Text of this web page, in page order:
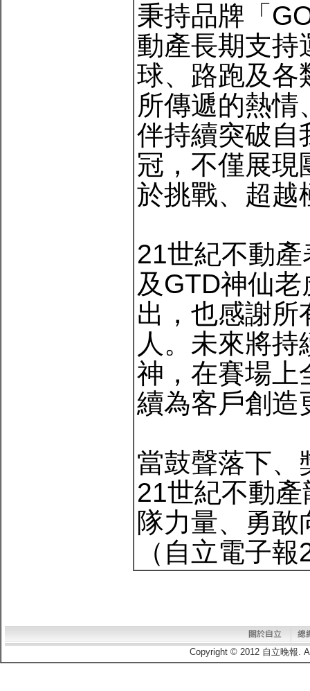
秉持品牌「
動產長期支持
球、路跑及各
所傳遞的熱
伴持續突破自
冠，不僅展現
於挑戰、超越
21世紀不動
及GTD神仙
出，也感謝所
人。未來將
神，在賽場上
續為客戶創造
當鼓聲落下、
21世紀不動
隊力量、勇
（自立電子
Copyright © 2012 自立晚報.